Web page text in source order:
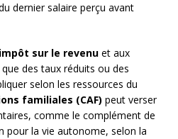
dernier salaire perçu avant
impôt sur le revenu et aux
des taux réduits ou des
selon les ressources du
familiales (CAF) peut verser
comme le complément de
pour la vie autonome, selon la